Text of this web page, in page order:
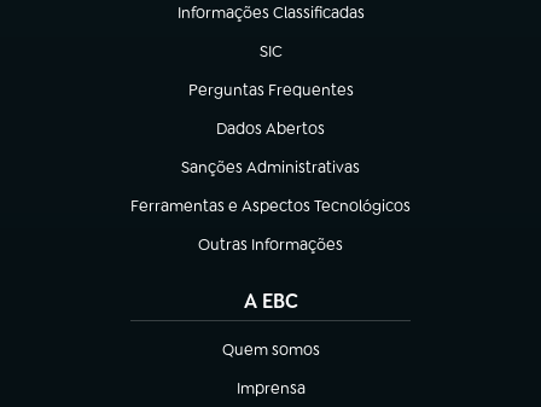
Informações Classificadas
(abre em nova aba)
SIC
(abre em nova aba)
Perguntas Frequentes
(abre em nova aba)
Dados Abertos
(abre em nova aba)
Sanções Administrativas
(abre em nova aba)
Ferramentas e Aspectos Tecnológicos
(abre em nova aba)
Outras Informações
(abre em nova aba)
A EBC
Quem somos
(abre em nova aba)
Imprensa
(abre em nova aba)